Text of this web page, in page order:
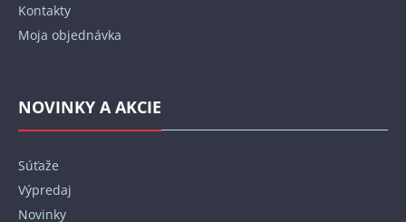
Kontakty
Moja objednávka
NOVINKY A AKCIE
Súťaže
Výpredaj
Novinky